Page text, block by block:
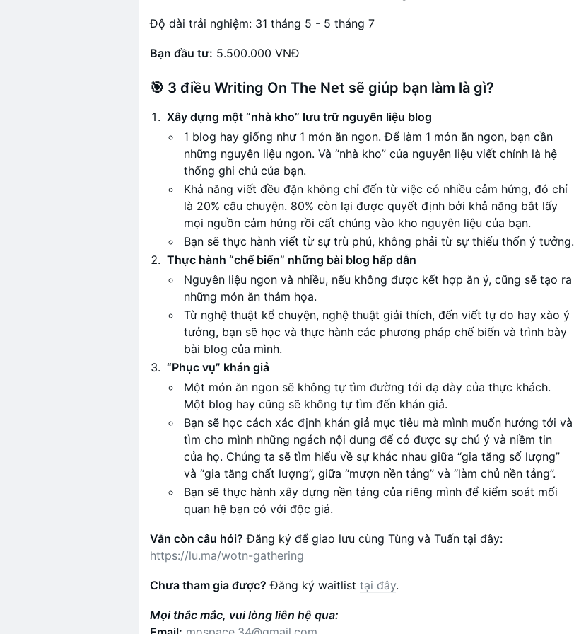
Độ dài trải nghiệm: 31 tháng 5 - 5 tháng 7
Bạn đầu tư: 5.500.000 VNĐ
🎯 3 điều Writing On The Net sẽ giúp bạn làm là gì?
Xây dựng một “nhà kho” lưu trữ nguyên liệu blog
1 blog hay giống như 1 món ăn ngon. Để làm 1 món ăn ngon, bạn cần
những nguyên liệu ngon. Và “nhà kho” của nguyên liệu viết chính là hệ
thống ghi chú của bạn.
Khả năng viết đều đặn không chỉ đến từ việc có nhiều cảm hứng, đó chỉ
là 20% câu chuyện. 80% còn lại được quyết định bởi khả năng bắt lấy
mọi nguồn cảm hứng rồi cất chúng vào kho nguyên liệu của bạn.
Bạn sẽ thực hành viết từ sự trù phú, không phải từ sự thiếu thốn ý tưởng.
Thực hành “chế biến” những bài blog hấp dẫn
Nguyên liệu ngon và nhiều, nếu không được kết hợp ăn ý, cũng sẽ tạo ra
những món ăn thảm họa.
Từ nghệ thuật kể chuyện, nghệ thuật giải thích, đến viết tự do hay xào ý
tưởng, bạn sẽ học và thực hành các phương pháp chế biến và trình bày
bài blog của mình.
“Phục vụ” khán giả
Một món ăn ngon sẽ không tự tìm đường tới dạ dày của thực khách.
Một blog hay cũng sẽ không tự tìm đến khán giả.
Bạn sẽ học cách xác định khán giả mục tiêu mà mình muốn hướng tới và
tìm cho mình những ngách nội dung để có được sự chú ý và niềm tin
của họ. Chúng ta sẽ tìm hiểu về sự khác nhau giữa “gia tăng số lượng”
và “gia tăng chất lượng”, giữa “mượn nền tảng” và “làm chủ nền tảng”.
Bạn sẽ thực hành xây dựng nền tảng của riêng mình để kiểm soát mối
quan hệ bạn có với độc giả.
Vẫn còn câu hỏi? Đăng ký để giao lưu cùng Tùng và Tuấn tại đây:
https://lu.ma/wotn-gathering
Chưa tham gia được? Đăng ký waitlist tại đây.
Mọi thắc mắc, vui lòng liên hệ qua: